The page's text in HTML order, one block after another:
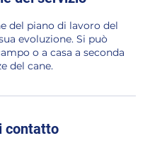
del piano di lavoro del
evoluzione. Si può
o a casa a seconda
del cane.
contatto